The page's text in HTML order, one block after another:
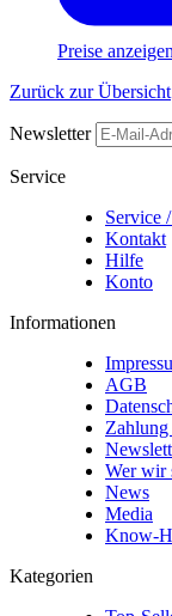
Preise
Zurück zur Übersicht
Newsletter
Service
Service
Kontakt
Hilfe
Konto
Informationen
AGB
Zahlung
Wer wir
News
Media
Know-
Kategorien